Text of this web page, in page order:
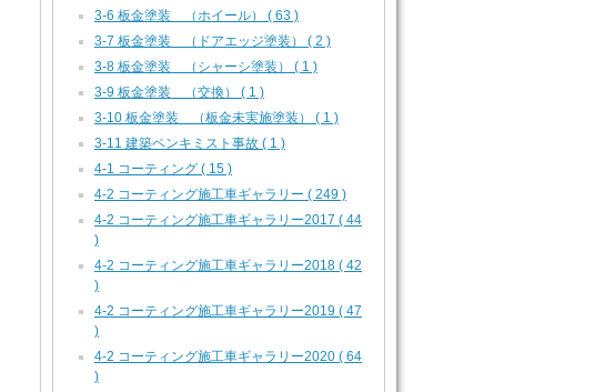
3-6 板金塗装 （ホイール） ( 63 )
3-7 板金塗装 （ドアエッジ塗装） ( 2 )
3-8 板金塗装 （シャーシ塗装） ( 1 )
3-9 板金塗装 （交換） ( 1 )
3-10 板金塗装 （板金未実施塗装） ( 1 )
3-11 建築ペンキミスト事故 ( 1 )
4-1 コーティング ( 15 )
4-2 コーティング施工車ギャラリー ( 249 )
4-2 コーティング施工車ギャラリー2017 ( 44
)
4-2 コーティング施工車ギャラリー2018 ( 42
)
4-2 コーティング施工車ギャラリー2019 ( 47
)
4-2 コーティング施工車ギャラリー2020 ( 64
)